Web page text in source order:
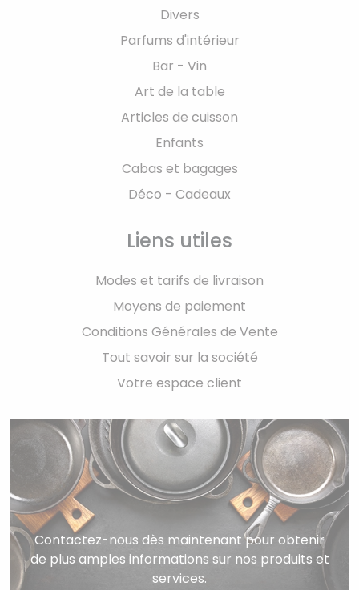
Divers
Parfums d'intérieur
Bar - Vin
Art de la table
Articles de cuisson
Enfants
Cabas et bagages
Déco - Cadeaux
Liens utiles
Modes et tarifs de livraison
Moyens de paiement
Conditions Générales de Vente
Tout savoir sur la société
Votre espace client
Contactez-nous dès maintenant pour obtenir
de plus amples informations sur nos produits et
services.